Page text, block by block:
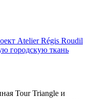
Atelier Régis Roudil
городскую ткань
Tour Triangle и